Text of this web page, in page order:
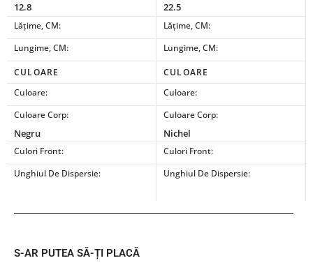
12.8 22.5
Lățime, CM:
Lățime, CM:
Lungime, CM:
Lungime, CM:
CULOARE
CULOARE
Culoare:
Culoare:
Culoare Corp:
Negru
Culoare Corp:
Nichel
Culori Front:
Culori Front:
Unghiul De Dispersie:
Unghiul De Dispersie:
S-AR PUTEA SĂ-ȚI PLACĂ